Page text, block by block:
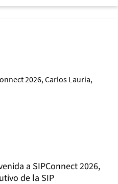
a SIPConnect 2026,
de la SIP